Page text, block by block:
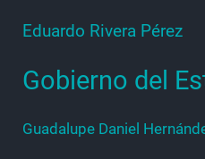
Eduardo Rivera Pérez
Gobierno del
Guadalupe Daniel